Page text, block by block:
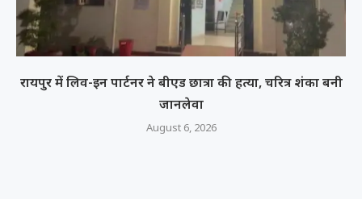
रायपुर में लिव-इन पार्टनर ने बीएड छात्रा की हत्या, चरित्र शंका बनी
जानलेवा
August 6, 2026